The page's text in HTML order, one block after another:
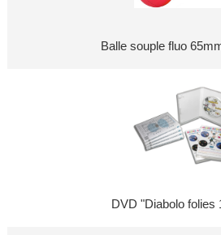
Balle souple fluo
DVD "Diabolo folies